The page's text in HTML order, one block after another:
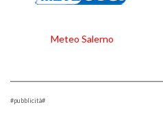
Meteo Salerno
#pubblicità#